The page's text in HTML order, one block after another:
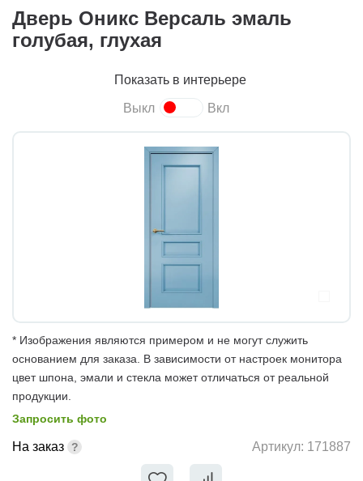
Дверь Оникс Версаль эмаль
голубая, глухая
Показать в интерьере
Выкл Вкл
* Изображения являются примером и не могут служить
основанием для заказа. В зависимости от настроек монитора
цвет шпона, эмали и стекла может отличаться от реальной
продукции.
Запросить фото
На заказ Артикул: 171887